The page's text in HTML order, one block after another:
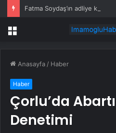
Fatma Soydaş’ın adliye
Menü
Anasayfa / Haber
Haber
Çorlu’da
Denetimi